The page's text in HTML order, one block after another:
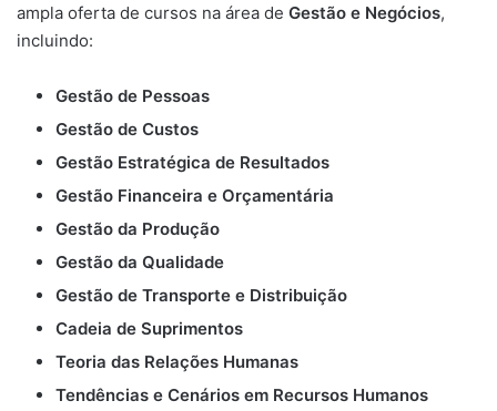
ampla oferta de cursos na área de Gestão e Negócios,
incluindo:
Gestão de Pessoas
Gestão de Custos
Gestão Estratégica de Resultados
Gestão Financeira e Orçamentária
Gestão da Produção
Gestão da Qualidade
Gestão de Transporte e Distribuição
Cadeia de Suprimentos
Teoria das Relações Humanas
Tendências e Cenários em Recursos Humanos